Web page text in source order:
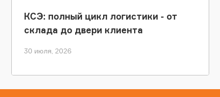
КСЭ: полный цикл логистики - от
склада до двери клиента
30 июля, 2026